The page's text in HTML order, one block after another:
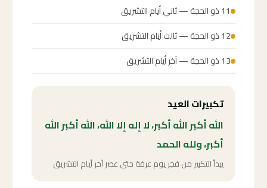
11 ذو الحجة — ثاني أيام التشريق
12 ذو الحجة — ثالث أيام التشريق
13 ذو الحجة — آخر أيام التشريق
تكبيرات العيد
الله أكبر الله أكبر، لا إله إلا الله، الله أكبر الله
أكبر، ولله الحمد
يبدأ التكبير من فجر يوم عرفة حتى عصر آخر أيام التشريق